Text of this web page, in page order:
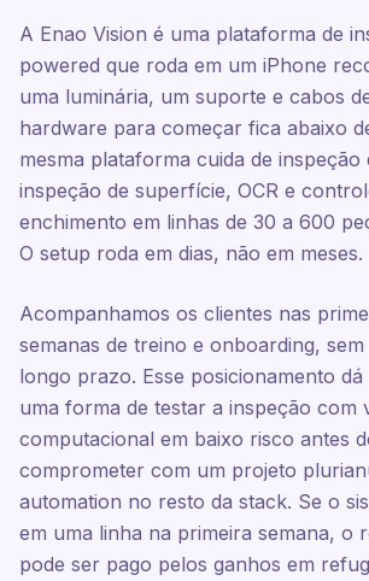
A Enao Vision é uma plataforma de
powered que roda em um iPhone
uma luminária, um suporte e cabos
hardware para começar fica abaixo
mesma plataforma cuida de inspeção
inspeção de superfície, OCR e
enchimento em linhas de 30 a 600
O setup roda em dias, não em meses.
Acompanhamos os clientes nas
semanas de treino e onboarding,
longo prazo. Esse posicionamento
uma forma de testar a inspeção com
computacional em baixo risco antes
comprometer com um projeto
automation no resto da stack. Se o
em uma linha na primeira semana, o
pode ser pago pelos ganhos em